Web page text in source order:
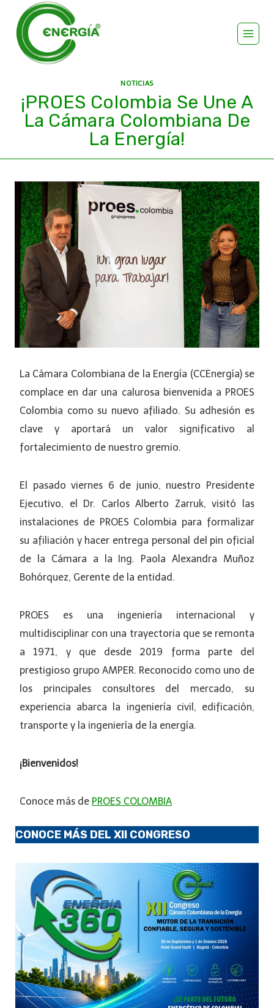
NOTICIAS
¡PROES Colombia Se Une A
La Cámara Colombiana De
La Energía!
La Cámara Colombiana de la Energía (CCEnergía) se
complace en dar una calurosa bienvenida a PROES
Colombia como su nuevo afiliado. Su adhesión es
clave y aportará un valor significativo al
fortalecimiento de nuestro gremio.
El pasado viernes 6 de junio, nuestro Presidente
Ejecutivo, el Dr. Carlos Alberto Zarruk, visitó las
instalaciones de PROES Colombia para formalizar
su afiliación y hacer entrega personal del pin oficial
de la Cámara a la Ing. Paola Alexandra Muñoz
Bohórquez, Gerente de la entidad.
PROES es una ingeniería internacional y
multidisciplinar con una trayectoria que se remonta
a 1971, y que desde 2019 forma parte del
prestigioso grupo AMPER. Reconocido como uno de
los principales consultores del mercado, su
experiencia abarca la ingeniería civil, edificación,
transporte y la ingeniería de la energía.
¡Bienvenidos!
Conoce más de PROES COLOMBIA
CONOCE MÁS DEL XII CONGRESO